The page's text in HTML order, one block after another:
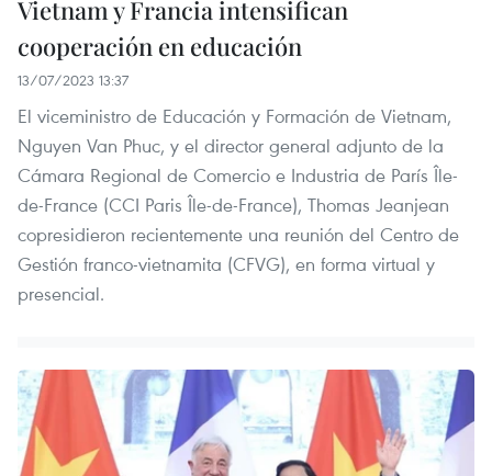
Vietnam y Francia intensifican
cooperación en educación
13/07/2023 13:37
El viceministro de Educación y Formación de Vietnam,
Nguyen Van Phuc, y el director general adjunto de la
Cámara Regional de Comercio e Industria de París Île-
de-France (CCI Paris Île-de-France), Thomas Jeanjean
copresidieron recientemente una reunión del Centro de
Gestión franco-vietnamita (CFVG), en forma virtual y
presencial.